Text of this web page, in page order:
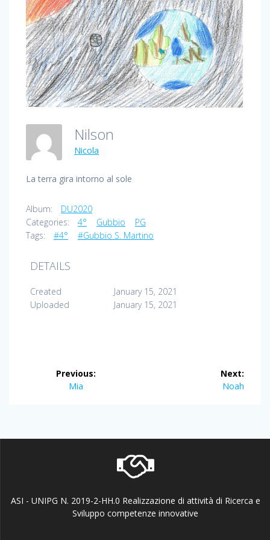
Nilson
Nicola
La terra gira intorno al sole
Album:
DU2020
Categories:
4° Gubbio
PG
Tags:
#4° #Gubbio S. Martino
DETAILS
Created
January 15, 2021
Uploaded
January 15, 2021
navigation
Previous:
Previous
Mia
Next:
Next
Noah
ASI - UNIPG N. 2019-2-HH.0 Realizzazione di attività di Ricerca e
Sviluppo competenze innovative